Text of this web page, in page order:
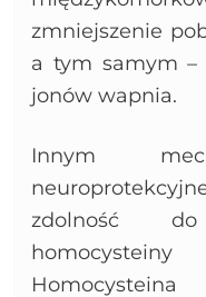
zmniejszenie
a tym samym –
jonów wapnia.
Innym
zdolność